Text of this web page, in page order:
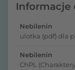
Informacje
Nebilenin
ulotka (pdf) dla
Nebilenin
ChPL